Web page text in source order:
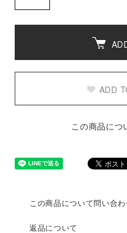
ADD
この商品につ
この商品について問い合わ
返品について